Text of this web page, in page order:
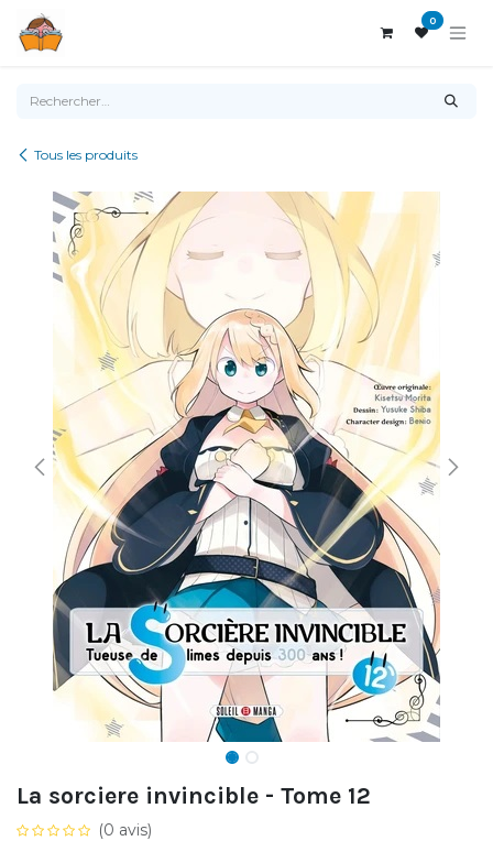
0
Tous les produits
La sorciere invincible - Tome 12
(0 avis)